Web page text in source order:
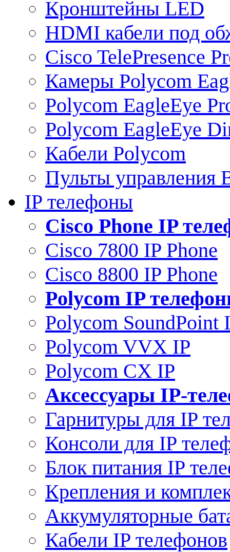
Кронштейны LED
HDMI кабели под
Cisco TelePresence
Камеры Polycom
Polycom EagleEye
Polycom EagleEye
Кабели Polycom
Пульты управления
IP телефоны
Сisco Phone IP
Cisco 7800 IP Phone
Cisco 8800 IP Phone
Polycom IP
Polycom SoundPoint
Polycom VVX IP
Polycom CX IP
Аксессуары IP-
Гарнитуры для IP
Консоли для IP
Блок питания IP
Крепления и
Аккумуляторные
Кабели IP телефонов